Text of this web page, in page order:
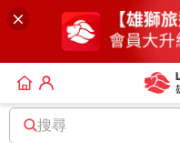
搜尋